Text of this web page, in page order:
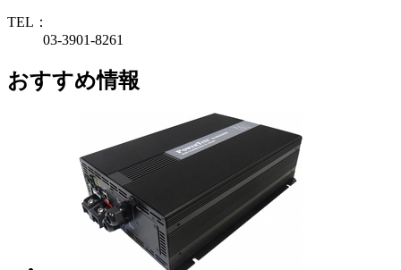
TEL：
03-3901-8261
おすすめ情報